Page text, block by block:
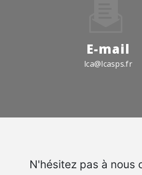
E-mail
lca@lcasps.fr
N'hésitez pas à nous